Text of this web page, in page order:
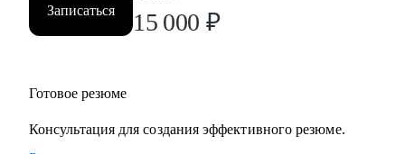
Записаться 15 000 ₽
Готовое резюме
Консультация для создания эффективного резюме.